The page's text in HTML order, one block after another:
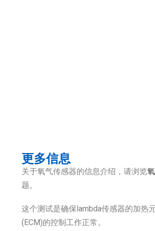
更多信息
关于氧气传感器的信息介绍，请浏览
题。
这个测试是确保lambda传感器的加热
(ECM)的控制工作正常。